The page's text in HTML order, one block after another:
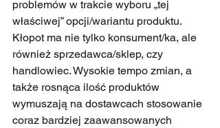
problemów w trakcie wyboru „tej
właściwej” opcji/wariantu produktu.
Kłopot ma nie tylko konsument/ka, ale
również sprzedawca/sklep, czy
handlowiec. Wysokie tempo zmian, a
także rosnąca ilość produktów
wymuszają na dostawcach stosowanie
coraz bardziej zaawansowanych